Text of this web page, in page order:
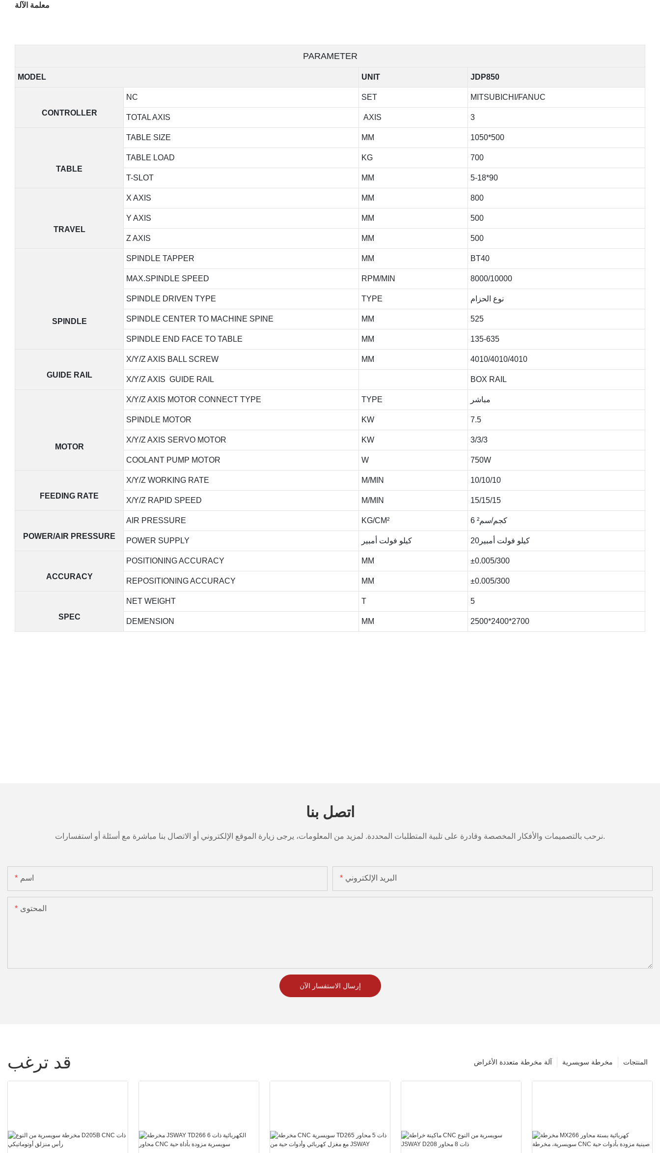
معلمة الآلة
PARAMETER
MODEL UNIT JDP850
CONTROLLER
NC SET MITSUBICHI/FANUC
TOTAL AXIS AXIS 3
TABLE
TABLE SIZE MM 1050*500
TABLE LOAD KG 700
T-SLOT MM 5-18*90
TRAVEL
X AXIS MM 800
Y AXIS MM 500
Z AXIS MM 500
SPINDLE
SPINDLE TAPPER MM BT40
MAX.SPINDLE SPEED RPM/MIN 8000/10000
SPINDLE DRIVEN TYPE TYPE نوع الحزام
SPINDLE CENTER TO MACHINE SPINE MM 525
SPINDLE END FACE TO TABLE MM 135-635
GUIDE RAIL
X/Y/Z AXIS BALL SCREW MM 4010/4010/4010
X/Y/Z AXIS GUIDE RAIL BOX RAIL
MOTOR
X/Y/Z AXIS MOTOR CONNECT TYPE TYPE مباشر
SPINDLE MOTOR KW 7.5
X/Y/Z AXIS SERVO MOTOR KW 3/3/3
COOLANT PUMP MOTOR W 750W
FEEDING RATE
X/Y/Z WORKING RATE M/MIN 10/10/10
X/Y/Z RAPID SPEED M/MIN 15/15/15
POWER/AIR PRESSURE
AIR PRESSURE KG/CM² 6 كجم/سم²
POWER SUPPLY كيلو فولت أمبير كيلو فولت أمبير20
ACCURACY
POSITIONING ACCURACY MM ±0.005/300
REPOSITIONING ACCURACY MM ±0.005/300
SPEC
NET WEIGHT T 5
DEMENSION MM 2500*2400*2700
اتصل بنا
نرحب بالتصميمات والأفكار المخصصة وقادرة على تلبية المتطلبات المحددة. لمزيد من المعلومات، يرجى زيارة الموقع الإلكتروني أو الاتصال بنا مباشرة مع أسئلة أو استفسارات.
اسم البريد الإلكتروني
المحتوى
إرسال الاستفسار الآن
قد ترغب المنتجات مخرطة سويسرية آلة مخرطة متعددة الأغراض